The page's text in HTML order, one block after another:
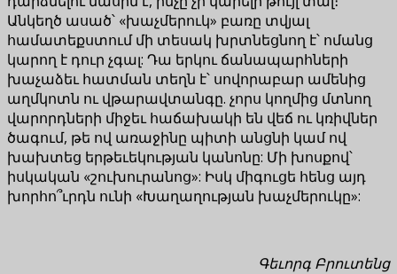
Անկեղծ ասած՝ «խաչմերուկ» բառը տվյալ
համատեքստում մի տեսակ խրտնեցնող է՝ ոմանց
կարող է դուր չգալ: Դա երկու ճանապարհների
խաչաձեւ հատման տեղն է՝ սովորաբար ամենից
աղմկոտն ու վթարավտանգը. չորս կողմից մտնող
վարորդների միջեւ հաճախակի են վեճ ու կռիվներ
ծագում, թե ով առաջինը պիտի անցնի կամ ով
խախտեց երթեւեկության կանոնը: Մի խոսքով՝
իսկական «շուխուրանոց»: Իսկ միգուցե հենց այդ
խորհո՞ւրդն ունի «Խաղաղության խաչմերուկը»:
Գեւորգ Բրուտենց